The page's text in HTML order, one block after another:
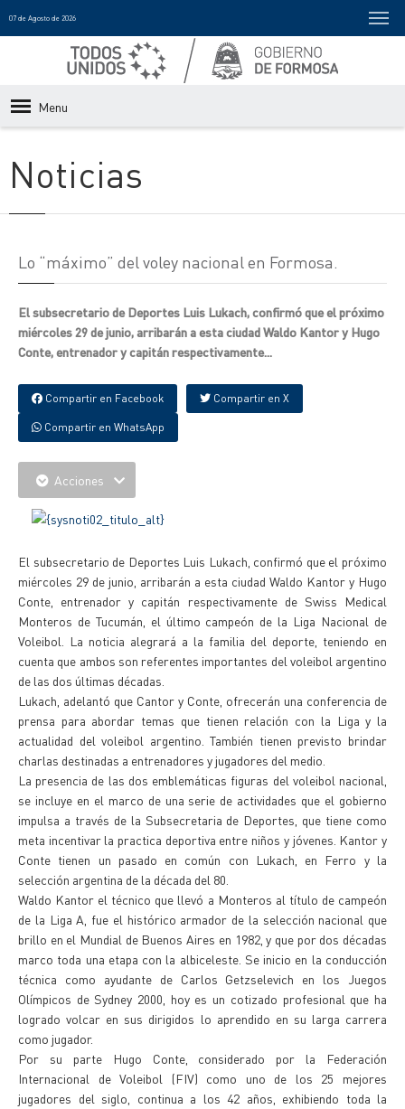
07 de Agosto de 2026
Menu
Noticias
Lo “máximo” del voley nacional en Formosa.
El subsecretario de Deportes Luis Lukach, confirmó que el próximo
miércoles 29 de junio, arribarán a esta ciudad Waldo Kantor y Hugo
Conte, entrenador y capitán respectivamente...
Compartir en Facebook Compartir en X
Compartir en WhatsApp
Acciones
El subsecretario de Deportes Luis Lukach, confirmó que el próximo
miércoles 29 de junio, arribarán a esta ciudad Waldo Kantor y Hugo
Conte, entrenador y capitán respectivamente de Swiss Medical
Monteros de Tucumán, el último campeón de la Liga Nacional de
Voleibol. La noticia alegrará a la familia del deporte, teniendo en
cuenta que ambos son referentes importantes del voleibol argentino
de las dos últimas décadas.
Lukach, adelantó que Cantor y Conte, ofrecerán una conferencia de
prensa para abordar temas que tienen relación con la Liga y la
actualidad del voleibol argentino. También tienen previsto brindar
charlas destinadas a entrenadores y jugadores del medio.
La presencia de las dos emblemáticas figuras del voleibol nacional,
se incluye en el marco de una serie de actividades que el gobierno
impulsa a través de la Subsecretaria de Deportes, que tiene como
meta incentivar la practica deportiva entre niños y jóvenes. Kantor y
Conte tienen un pasado en común con Lukach, en Ferro y la
selección argentina de la década del 80.
Waldo Kantor el técnico que llevó a Monteros al título de campeón
de la Liga A, fue el histórico armador de la selección nacional que
brillo en el Mundial de Buenos Aires en 1982, y que por dos décadas
marco toda una etapa con la albiceleste. Se inicio en la conducción
técnica como ayudante de Carlos Getzselevich en los Juegos
Olímpicos de Sydney 2000, hoy es un cotizado profesional que ha
logrado volcar en sus dirigidos lo aprendido en su larga carrera
como jugador.
Por su parte Hugo Conte, considerado por la Federación
Internacional de Voleibol (FIV) como uno de los 25 mejores
jugadores del siglo, continua a los 42 años, exhibiendo toda la